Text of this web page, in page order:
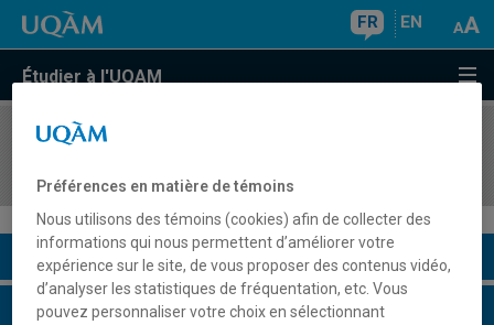
FR EN
Étudier à l'UQAM
COURS//
Description du cours
Horaire - Été 2026
Préférences en matière de témoins
Nous utilisons des témoins (cookies) afin de collecter des
informations qui nous permettent d’améliorer votre
expérience sur le site, de vous proposer des contenus vidéo,
d’analyser les statistiques de fréquentation, etc. Vous
pouvez personnaliser votre choix en sélectionnant